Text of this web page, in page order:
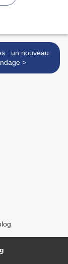
: un nouveau
sondage >